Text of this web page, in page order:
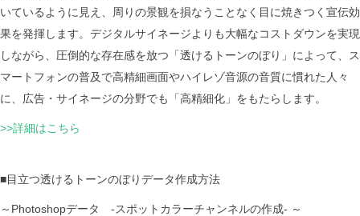
いているように見え、周りの景観を損なうことなく目に焼きつく宣伝効
果を発揮します。デジタルサイネージよりも大幅なコストダウンを実現
しながら、圧倒的な存在感を放つ「透けるトーンのぼり」によって、ス
マートフォンの普及で高精細画面やハイレゾ音源の音質に慣れた人々
に、広告・サイネージの分野でも「高精細化」をもたらします。
>>詳細はこちら
■目立つ透けるトーンのぼりデータ作成方法
～Photoshopデータ -スポットカラーチャンネルの作成- ～